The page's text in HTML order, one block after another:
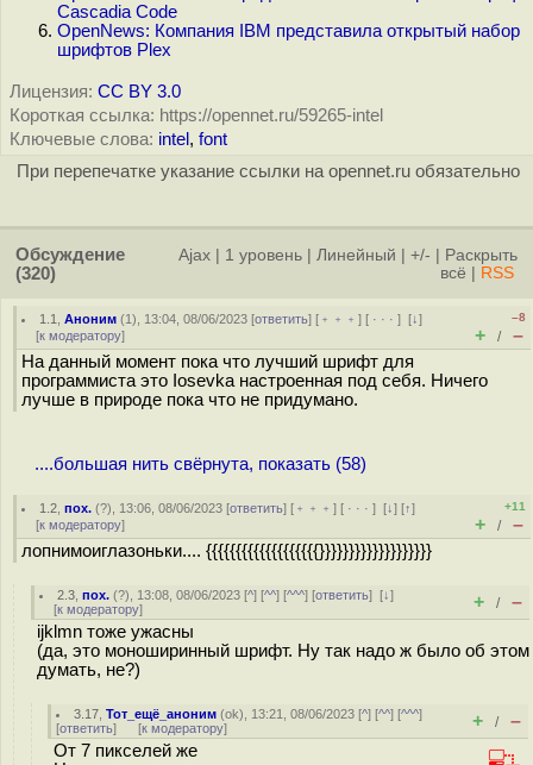
Cascadia Code
OpenNews: Компания IBM представила открытый набор
шрифтов Plex
Лицензия: CC BY 3.0
Короткая ссылка: https://opennet.ru/59265-intel
Ключевые слова: intel , font
При перепечатке указание ссылки на opennet.ru обязательно
Обсуждение
(320)
Ajax 1 уровень Линейный +/-
Раскрыть
всё
RSS
1.1 ,Аноним (1), 13:04, 08/06/2023 [ответить] [ ﹢﹢﹢] [ · · ·][↓]
[к модератору]
–8
+ / –
На данный момент пока что лучший шрифт для
программиста это Iosevka настроенная под себя. Ничего
лучше в природе пока что не придумано.
....большая нить свёрнута, показать (58)
1.2 ,пох. (?), 13:06, 08/06/2023 [ответить] [ ﹢﹢﹢] [ · · ·][↓] [↑]
[к модератору]
+11
+ / –
лопнимоиглазоньки.... {{{{{{{{{{{{{{{{{{{}}}}}}}}}}}}}}}}}}}
2.3 ,пох. (?), 13:08, 08/06/2023 [^] [^^] [^^^] [ответить][↓]
[к модератору] + / –
ijklmn тоже ужасны
(да, это моноширинный шрифт. Ну так надо ж было об этом
думать, не?)
3.17 ,Тот_ещё_аноним (ok), 13:21, 08/06/2023 [^] [^^] [^^^]
[ответить] [к модератору] + / –
От 7 пикселей же